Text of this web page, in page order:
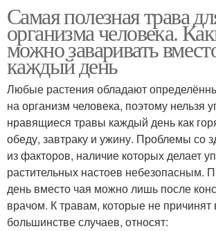
Самая полезная трава
организма человека.
можно заваривать
каждый день
Любые растения обладают
на организм человека, поэтому нельзя
нравящиеся травы каждый день как
обеду, завтраку и ужину. Проблемы со
из факторов, наличие которых делает
растительных настоев небезопасным.
день вместо чая можно лишь после
врачом. К травам, которые не причинят
большинстве случаев, относят: